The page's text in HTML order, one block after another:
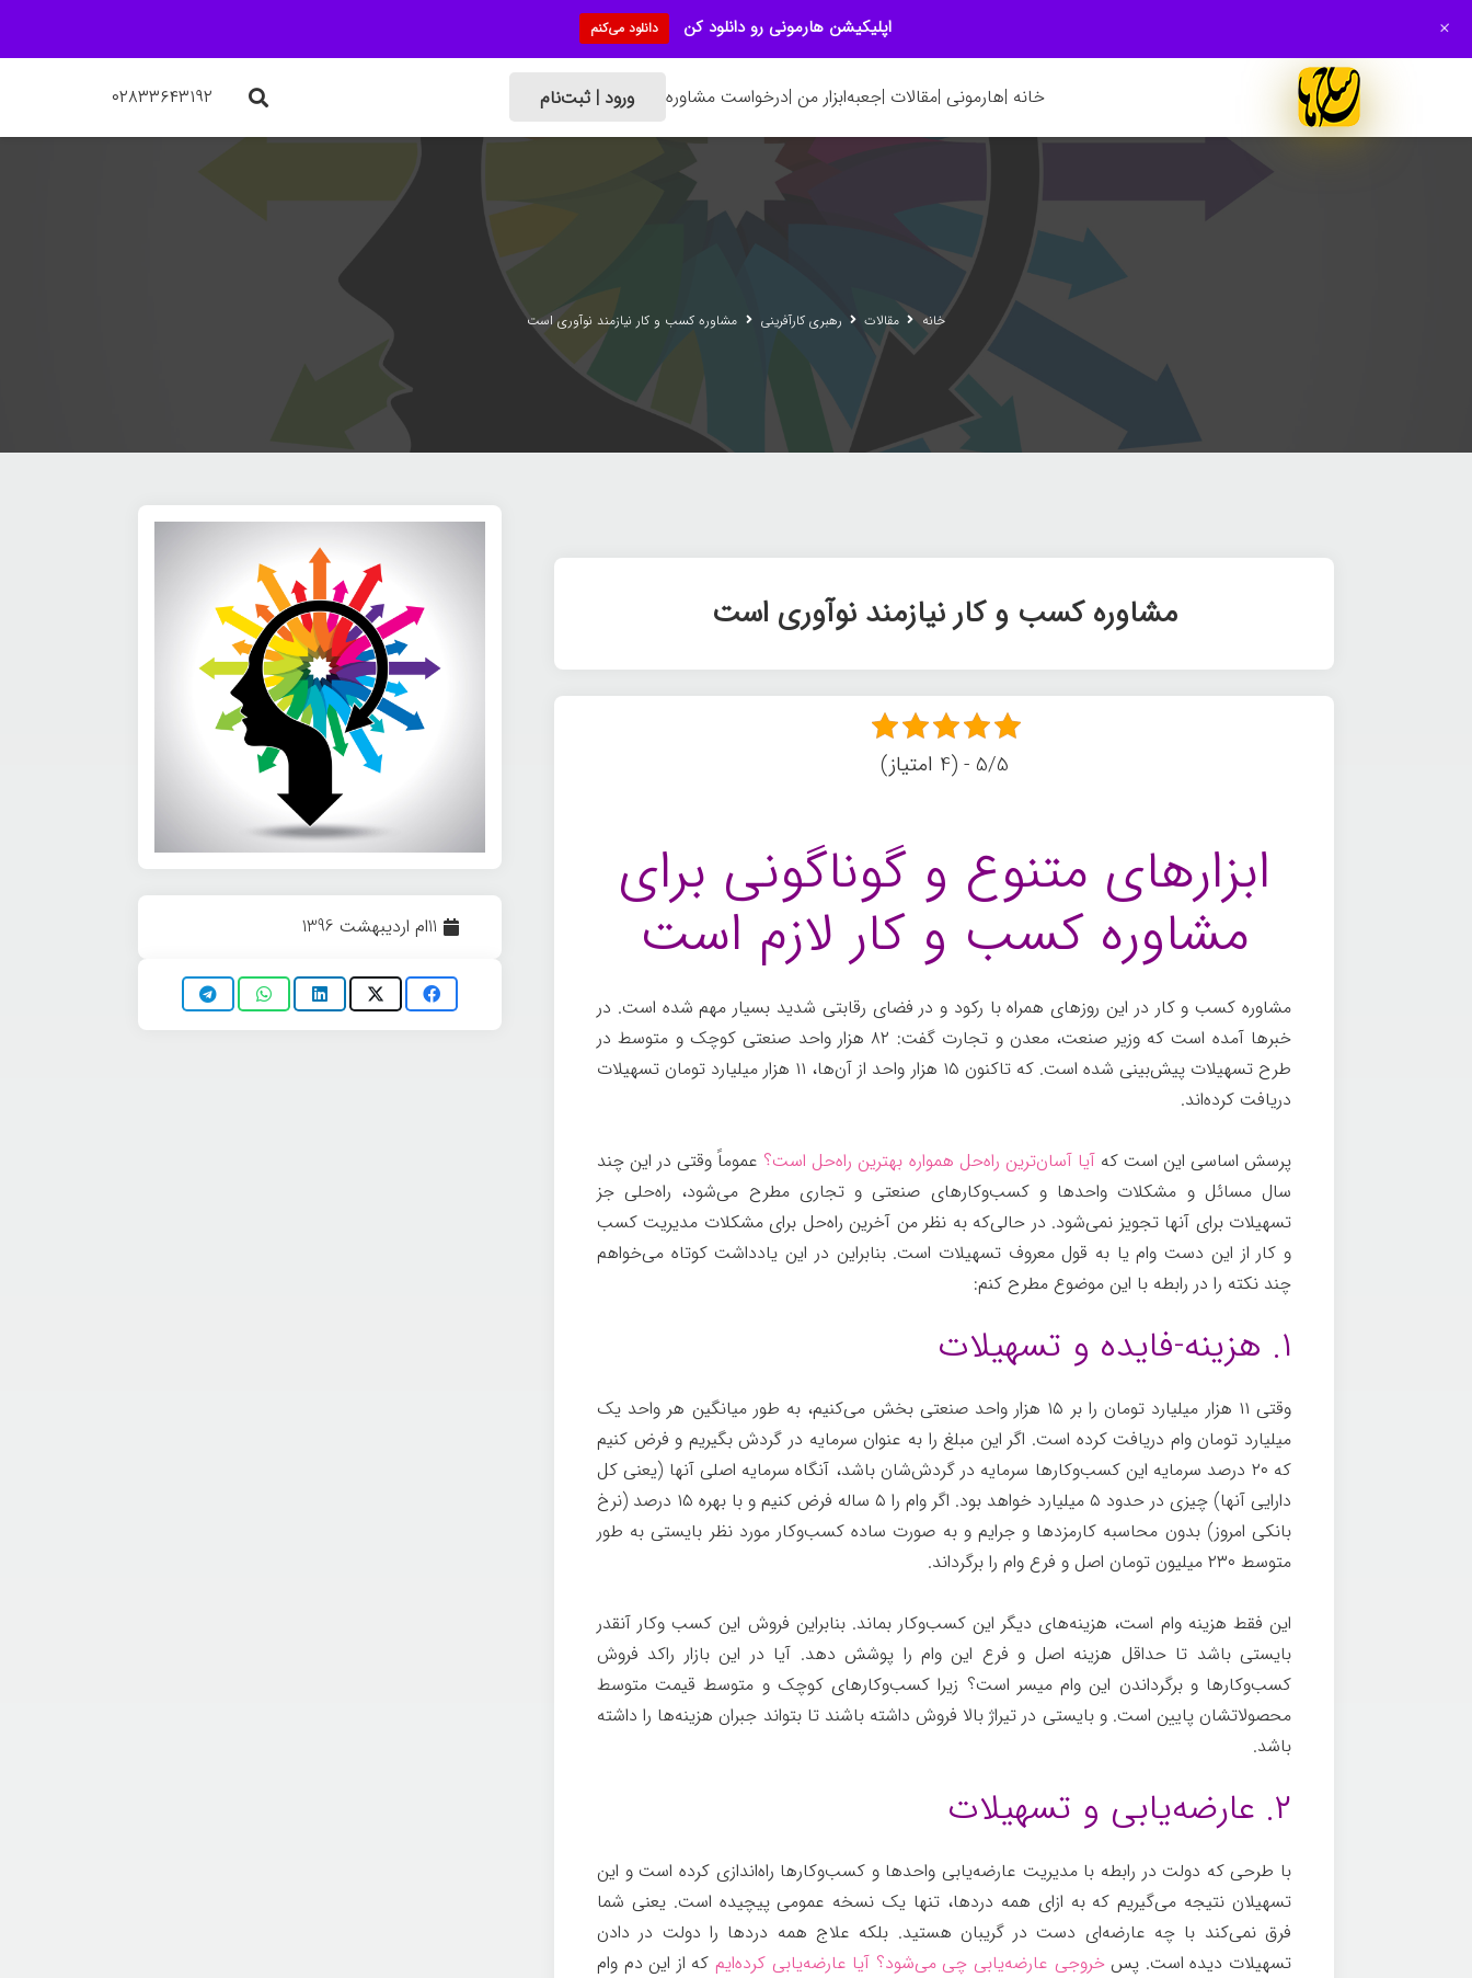
خانه |هارمونی |مقالات |جعبه‌ابزار من |درخواست مشاوره ورود | ثبت‌نام ۰۲۸۳۳۶۴۳۱۹۲
خانه مقالات رهبری کارآفرینی مشاوره کسب و کار نیازمند نوآوری است
مشاوره کسب و کار نیازمند نوآوری است
5/5 - (4 امتیاز)
ابزارهای متنوع و گوناگونی برای
مشاوره کسب و کار لازم است
مشاوره کسب و کار در این روزهای همراه با رکود و در فضای رقابتی شدید بسیار مهم شده است. در
خبرها آمده است که وزیر صنعت، معدن و تجارت گفت: ۸۲ هزار واحد صنعتی کوچک و متوسط در
طرح تسهیلات پیش‌بینی شده است. که تاکنون ۱۵ هزار واحد از آن‌ها، ۱۱ هزار میلیارد تومان تسهیلات
دریافت کرده‌اند.
پرسش اساسی این است کهآیا آسان‌ترین راه‌حل همواره بهترین راه‌حل است؟ عموماً وقتی در این چند
سال مسائل و مشکلات واحدها و کسب‌وکارهای صنعتی و تجاری مطرح می‌شود، راه‌حلی جز
تسهیلات برای آنها تجویز نمی‌شود. در حالی‌که به نظر من آخرین راه‌حل برای مشکلات مدیریت کسب
و کار از این دست وام یا به قول معروف تسهیلات است. بنابراین در این یادداشت کوتاه می‌خواهم
چند نکته را در رابطه با این موضوع مطرح کنم:
۱. هزینه-فایده و تسهیلات
وقتی ۱۱ هزار میلیارد تومان را بر ۱۵ هزار واحد صنعتی بخش می‌کنیم، به طور میانگین هر واحد یک
میلیارد تومان وام دریافت کرده است. اگر این مبلغ را به عنوان سرمایه در گردش بگیریم و فرض کنیم
که ۲۰ درصد سرمایه این کسب‌وکارها سرمایه در گردش‌شان باشد، آنگاه سرمایه اصلی آنها (یعنی کل
دارایی‌ آنها) چیزی در حدود ۵ میلیارد خواهد بود. اگر وام را ۵ ساله فرض کنیم و با بهره ۱۵ درصد (نرخ
بانکی امروز) بدون محاسبه کارمزدها و جرایم و به صورت ساده کسب‌وکار مورد نظر بایستی به طور
متوسط ۲۳۰ میلیون تومان اصل و فرع وام را برگرداند.
این فقط هزینه وام است، هزینه‌های دیگر این کسب‌وکار بماند. بنابراین فروش این کسب وکار آنقدر
بایستی باشد تا حداقل هزینه اصل و فرع این وام را پوشش دهد. آیا در این بازار راکد فروش
کسب‌وکارها و برگرداندن این وام میسر است؟ زیرا کسب‌وکارهای کوچک و متوسط قیمت متوسط
محصولاتشان پایین است. و بایستی در تیراژ بالا فروش داشته باشند تا بتواند جبران هزینه‌ها را داشته
باشد.
۲. عارضه‌یابی و تسهیلات
با طرحی که دولت در رابطه با مدیریت عارضه‌یابی واحدها و کسب‌وکارها راه‌اندازی کرده است و این
تسهیلان نتیجه می‌گیریم که به ازای همه دردها، تنها یک نسخه عمومی پیچیده است. یعنی شما
فرق نمی‌کند با چه عارضه‌ای دست در گریبان هستید. بلکه علاج همه دردها را دولت در دادن
تسهیلات دیده است. پسخروجی عارضه‌یابی چی می‌شود؟ آیا عارضه‌یابی کرده‌ایمکه از این دم وام
11ام اردیبهشت 1396
اپلیکیشن هارمونی رو دانلود کن دانلود می‌کنم +